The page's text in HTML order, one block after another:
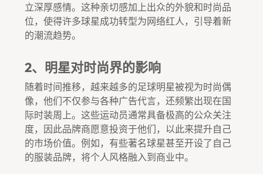
立深厚感情。这种亲切感加上出众的外貌和时尚品
位，使得许多球星成功转型为网络红人，引导着新
的潮流趋势。
2、明星对时尚界的影响
随着时间推移，越来越多的足球明星被视为时尚偶
像，他们不仅参与各种广告代言，还频繁出现在国
际时装周上。这些运动员通常具备极高的公众关注
度，因此品牌商愿意投资于他们，以此来提升自己
的市场价值。例如，有些著名球星甚至开设了自己
的服装品牌，将个人风格融入到商业中。